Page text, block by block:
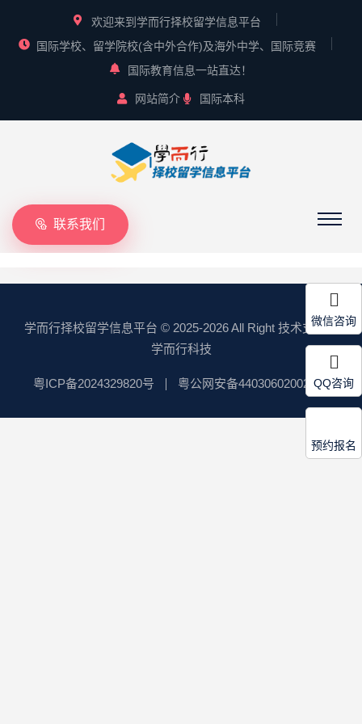
欢迎来到学而行择校留学信息平台
国际学校、留学院校(含中外合作)及海外中学、国际竞赛
国际教育信息一站直达！
网站简介 国际本科
联系我们
学而行择校留学信息平台 © 2025-2026 All Right 技术支持：
学而行科技
粤ICP备2024329820号 粤公网安备44030602002596
微信咨询
QQ咨询
预约报名